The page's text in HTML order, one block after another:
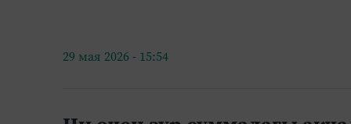
29 мая 2026 - 15:54